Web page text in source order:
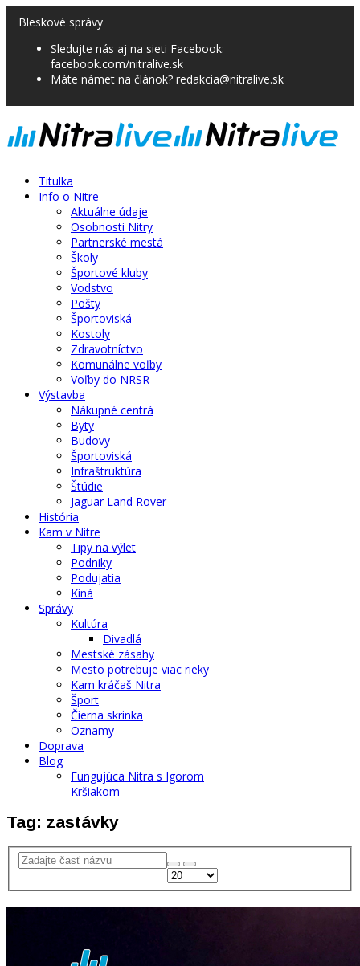
Bleskové správy
Sledujte nás aj na sieti Facebook:
facebook.com/nitralive.sk
Máte námet na článok? redakcia@nitralive.sk
Titulka
Info o Nitre
Aktuálne údaje
Osobnosti Nitry
Partnerské mestá
Školy
Športové kluby
Vodstvo
Pošty
Športoviská
Kostoly
Zdravotníctvo
Komunálne voľby
Voľby do NRSR
Výstavba
Nákupné centrá
Byty
Budovy
Športoviská
Infraštruktúra
Štúdie
Jaguar Land Rover
História
Kam v Nitre
Tipy na výlet
Podniky
Podujatia
Kiná
Správy
Kultúra
Divadlá
Mestské zásahy
Mesto potrebuje viac rieky
Kam kráčaš Nitra
Šport
Čierna skrinka
Oznamy
Doprava
Blog
Fungujúca Nitra s Igorom
Kršiakom
Tag: zastávky